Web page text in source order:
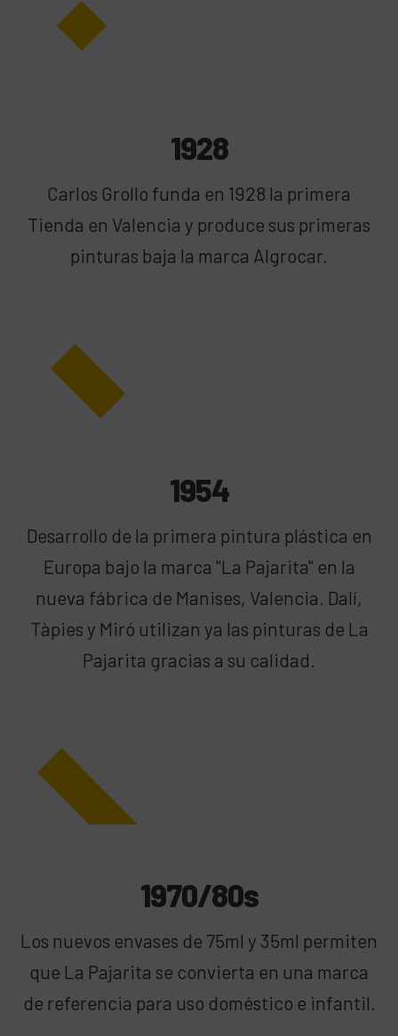
1928
Carlos Grollo funda en 1928 la primera
Tienda en Valencia y produce sus primeras
pinturas baja la marca Algrocar.
1954
Desarrollo de la primera pintura plástica en
Europa bajo la marca "La Pajarita" en la
nueva fábrica de Manises, Valencia. Dalí,
Tàpies y Miró utilizan ya las pinturas de La
Pajarita gracias a su calidad.
1970/80s
Los nuevos envases de 75ml y 35ml permiten
que La Pajarita se convierta en una marca
de referencia para uso doméstico e infantil.